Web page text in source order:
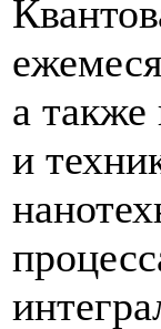
а
и